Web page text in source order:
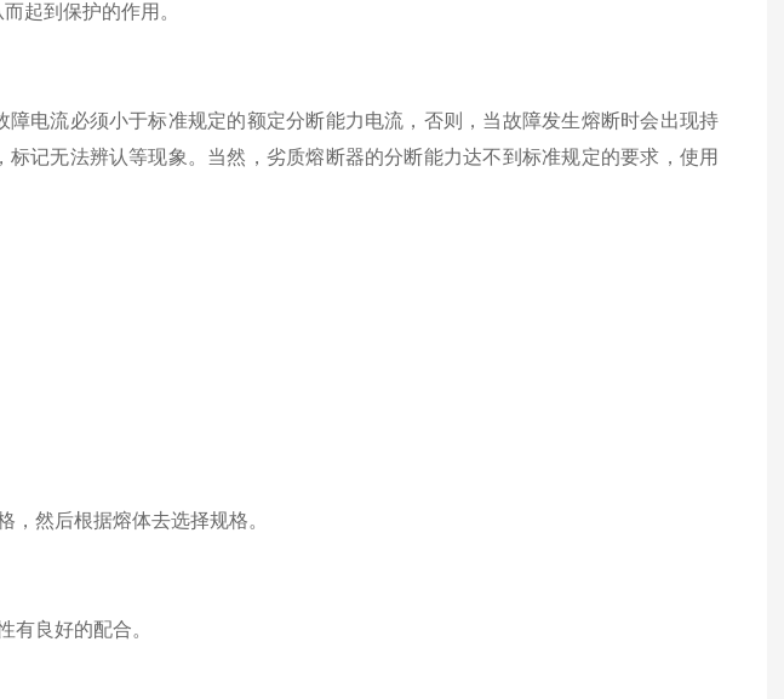
起到保护的作用。
流必须小于标准规定的额定分断能力电流，否则，当故障发生熔断时会出现持
记无法辨认等现象。当然，劣质熔断器的分断能力达不到标准规定的要求，使用
然后根据熔体去选择规格。
良好的配合。